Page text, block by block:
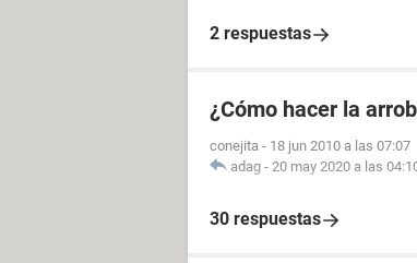
2 respuestas
¿Cómo hacer la
conejita - 18 jun 2010 a las 07:07
adag - 20 may 2020 a las
30 respuestas